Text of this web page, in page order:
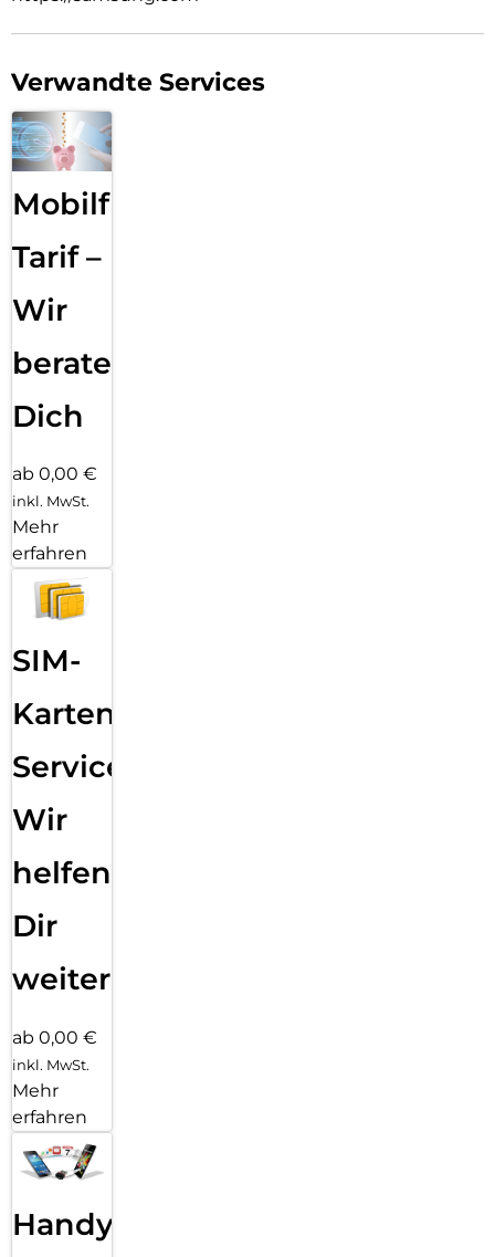
Verwandte Services
Mobilfunk
Tarif –
Wir
beraten
Dich
ab 0,00 €
inkl. MwSt.
Mehr
erfahren
SIM-
Karten
Service:
Wir
helfen
Dir
weiter
ab 0,00 €
inkl. MwSt.
Mehr
erfahren
Handy